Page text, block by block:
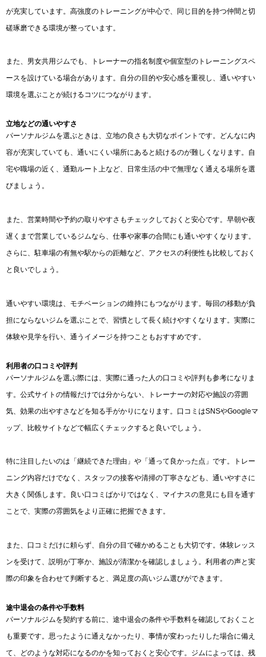
が充実しています。高強度のトレーニングが中心で、同じ目的を持つ仲間と切
磋琢磨できる環境が整っています。
また、男女共用ジムでも、トレーナーの指名制度や個室型のトレーニングスペ
ースを設けている場合があります。自分の目的や安心感を重視し、通いやすい
環境を選ぶことが続けるコツにつながります。
立地などの通いやすさ
パーソナルジムを選ぶときは、立地の良さも大切なポイントです。どんなに内
容が充実していても、通いにくい場所にあると続けるのが難しくなります。自
宅や職場の近く、通勤ルート上など、日常生活の中で無理なく通える場所を選
びましょう。
また、営業時間や予約の取りやすさもチェックしておくと安心です。早朝や夜
遅くまで営業しているジムなら、仕事や家事の合間にも通いやすくなります。
さらに、駐車場の有無や駅からの距離など、アクセスの利便性も比較しておく
と良いでしょう。
通いやすい環境は、モチベーションの維持にもつながります。毎回の移動が負
担にならないジムを選ぶことで、習慣として長く続けやすくなります。実際に
体験や見学を行い、通うイメージを持つこともおすすめです。
利用者の口コミや評判
パーソナルジムを選ぶ際には、実際に通った人の口コミや評判も参考になりま
す。公式サイトの情報だけでは分からない、トレーナーの対応や施設の雰囲
気、効果の出やすさなどを知る手がかりになります。口コミはSNSやGoogleマ
ップ、比較サイトなどで幅広くチェックすると良いでしょう。
特に注目したいのは「継続できた理由」や「通って良かった点」です。トレー
ニング内容だけでなく、スタッフの接客や清掃の丁寧さなども、通いやすさに
大きく関係します。良い口コミばかりではなく、マイナスの意見にも目を通す
ことで、実際の雰囲気をより正確に把握できます。
また、口コミだけに頼らず、自分の目で確かめることも大切です。体験レッス
ンを受けて、説明が丁寧か、施設が清潔かを確認しましょう。利用者の声と実
際の印象を合わせて判断すると、満足度の高いジム選びができます。
途中退会の条件や手数料
パーソナルジムを契約する前に、途中退会の条件や手数料を確認しておくこと
も重要です。思ったように通えなかったり、事情が変わったりした場合に備え
て、どのような対応になるのかを知っておくと安心です。ジムによっては、残